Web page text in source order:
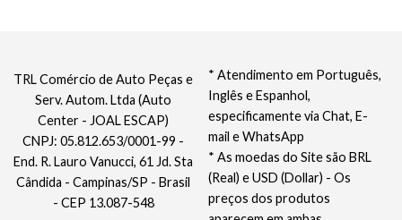
* Atendimento em Português,
Inglês e Espanhol,
especificamente via Chat, E-
mail e WhatsApp
* As moedas do Site são BRL
(Real) e USD (Dollar) - Os
preços dos produtos
TRL Comércio de Auto Peças e
Serv. Autom. Ltda (Auto
Center - JOAL ESCAP)
CNPJ: 05.812.653/0001-99 -
End. R. Lauro Vanucci, 61 Jd. Sta
Cândida - Campinas/SP - Brasil
- CEP 13.087-548